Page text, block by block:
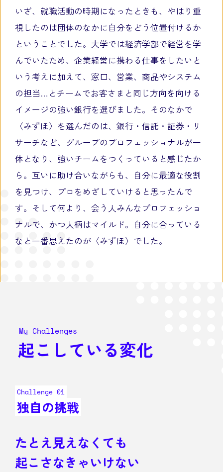
いざ、就職活動の時期になったときも、やはり重
視したのは団体のなかに自分をどう位置付けるか
ということでした。大学では経済学部で経営を学
んでいたため、企業経営に携わる仕事をしたいと
いう考えに加えて、窓口、営業、商品やシステム
の担当…とチームでお客さまと同じ方向を向ける
イメージの強い銀行を選びました。そのなかで
〈みずほ〉を選んだのは、銀行・信託・証券・リ
サーチなど、グループのプロフェッショナルが一
体となり、強いチームをつくっていると感じたか
ら。互いに助け合いながらも、自分に最適な役割
を見つけ、プロをめざしていけると思ったんで
す。そして何より、会う人みんなプロフェッショ
ナルで、かつ人柄はマイルド。自分に合っている
なと一番思えたのが〈みずほ〉でした。
My Challenges
起こしている変化
Challenge 01
独自の挑戦
たとえ見えなくても
起こさなきゃいけない